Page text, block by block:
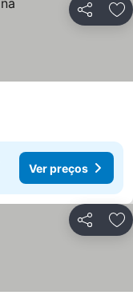
Partilhar
Ver preços
Partilhar